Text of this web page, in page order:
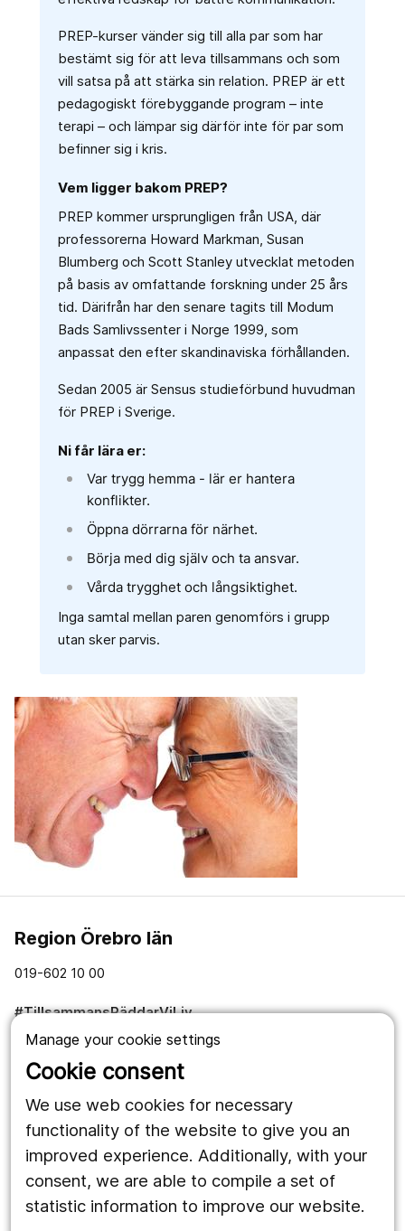
Manage your cookie settings
Cookie consent
We use web cookies for necessary
functionality of the website to give you an
improved experience. Additionally, with your
consent, we are able to compile a set of
statistic information to improve our website.
PREP-kurser vänder sig till alla par som har
bestämt sig för att leva tillsammans och som
vill satsa på att stärka sin relation. PREP är ett
pedagogiskt förebyggande program – inte
terapi – och lämpar sig därför inte för par som
befinner sig i kris.
Vem ligger bakom PREP?
PREP kommer ursprungligen från USA, där
professorerna Howard Markman, Susan
Blumberg och Scott Stanley utvecklat metoden
på basis av omfattande forskning under 25 års
tid. Därifrån har den senare tagits till Modum
Bads Samlivssenter i Norge 1999, som
anpassat den efter skandinaviska förhållanden.
Sedan 2005 är Sensus studieförbund huvudman
för PREP i Sverige.
Ni får lära er:
Var trygg hemma - lär er hantera
konflikter.
Öppna dörrarna för närhet.
Börja med dig själv och ta ansvar.
Vårda trygghet och långsiktighet.
Inga samtal mellan paren genomförs i grupp
utan sker parvis.
Region Örebro län
019-602 10 00
#TillsammansRäddarViLiv
Om webbplatsen
Om cookies
Hantering av personuppgifter
Tillgänglighetsredogörelse